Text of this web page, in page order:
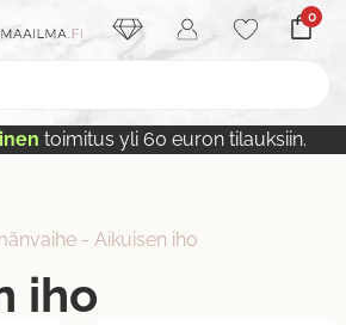
0
toimitus yli 60 euron tilauksiin.
- Aikuisen iho
iho